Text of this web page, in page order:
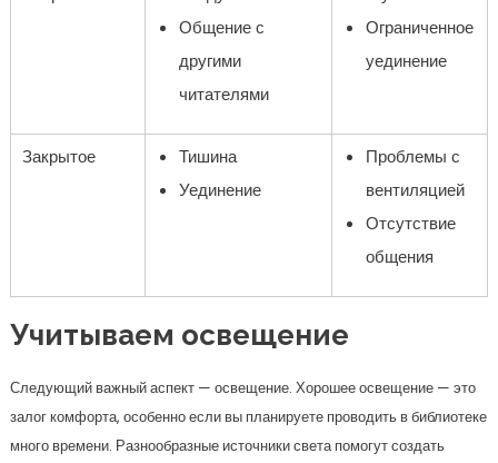
Общение с
другими
читателями
Ограниченное
уединение
Закрытое
Тишина
Уединение
Проблемы с
вентиляцией
Отсутствие
общения
Учитываем освещение
Следующий важный аспект — освещение. Хорошее освещение — это
залог комфорта, особенно если вы планируете проводить в библиотеке
много времени. Разнообразные источники света помогут создать